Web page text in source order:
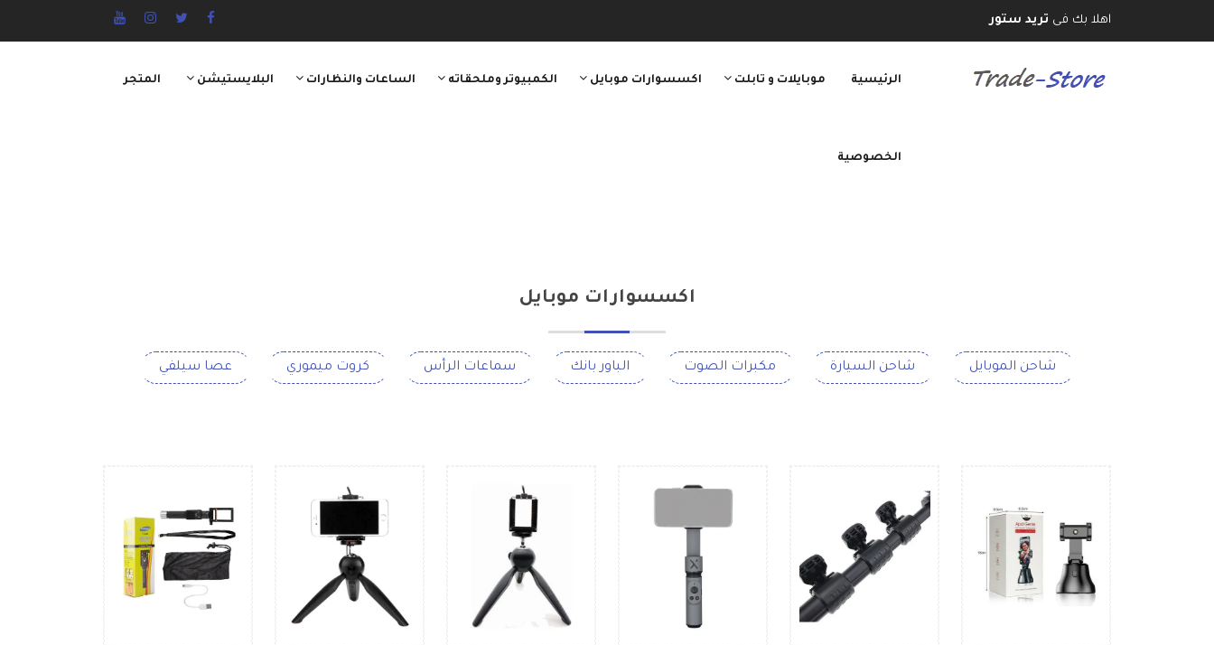
اهلا بك فى تريد ستور
الرئيسية موبايلات و تابلت اكسسوارات موبايل الكمبيوتر وملحقاته الساعات والنظارات البلايستيشن المتجر
الخصوصية
اكسسوارات موبايل
شاحن الموبايل شاحن السيارة مكبرات الصوت الباور بانك سماعات الرأس كروت ميموري عصا سيلفي